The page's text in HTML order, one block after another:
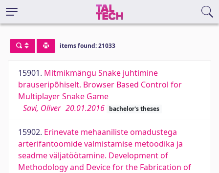
items found: 21033
15901. Mitmikmängu Snake juhtimine
brauseripõhiselt. Browser Based Control for
Multiplayer Snake Game
Savi, Oliver 20.01.2016 bachelor's theses
15902. Erinevate mehaaniliste omadustega
arterifantoomide valmistamise metoodika ja
seadme väljatöötamine. Development of
Methodology and Device for the Fabrication of